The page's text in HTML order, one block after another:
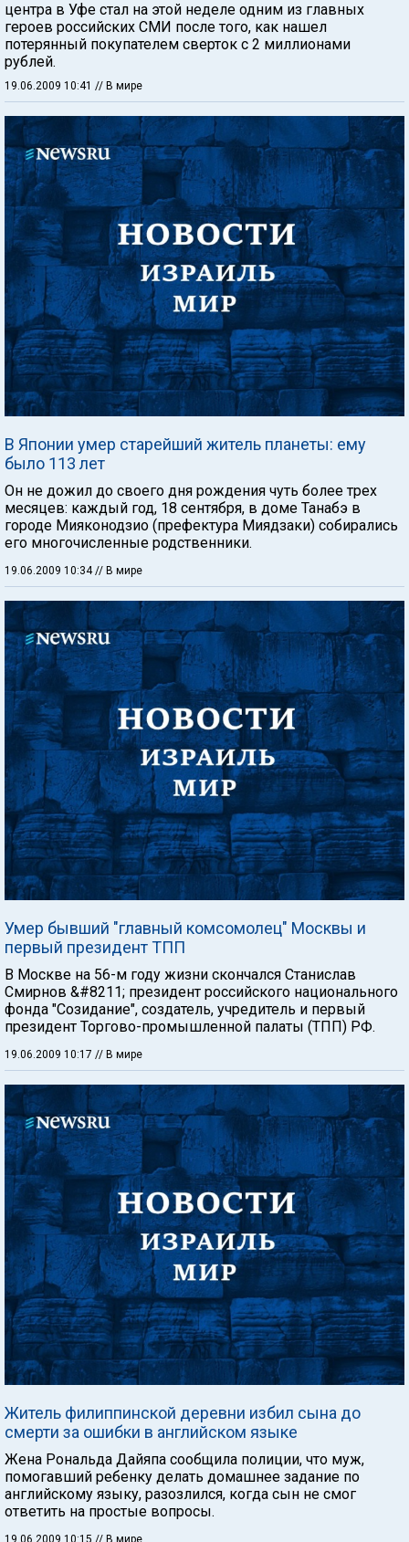
центра в Уфе стал на этой неделе одним из главных
героев российских СМИ после того, как нашел
потерянный покупателем сверток с 2 миллионами
рублей.
19.06.2009 10:41 // В мире
В Японии умер старейший житель планеты: ему
было 113 лет
Он не дожил до своего дня рождения чуть более трех
месяцев: каждый год, 18 сентября, в доме Танабэ в
городе Мияконодзио (префектура Миядзаки) собирались
его многочисленные родственники.
19.06.2009 10:34 // В мире
Умер бывший "главный комсомолец" Москвы и
первый президент ТПП
В Москве на 56-м году жизни скончался Станислав
Смирнов &#8211; президент российского национального
фонда "Созидание", создатель, учредитель и первый
президент Торгово-промышленной палаты (ТПП) РФ.
19.06.2009 10:17 // В мире
Житель филиппинской деревни избил сына до
смерти за ошибки в английском языке
Жена Рональда Дайяпа сообщила полиции, что муж,
помогавший ребенку делать домашнее задание по
английскому языку, разозлился, когда сын не смог
ответить на простые вопросы.
19.06.2009 10:15 // В мире